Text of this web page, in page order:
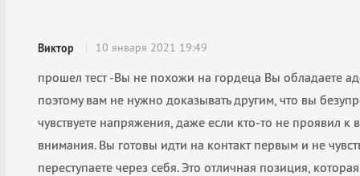
Виктор 10 января 2021 19:49
прошел тест -Вы не похожи на гордеца Вы обладаете
поэтому вам не нужно доказывать другим, что вы
чувствуете напряжения, даже если кто-то не проявил
внимания. Вы готовы идти на контакт первым и не
переступаете через себя. Это отличная позиция,